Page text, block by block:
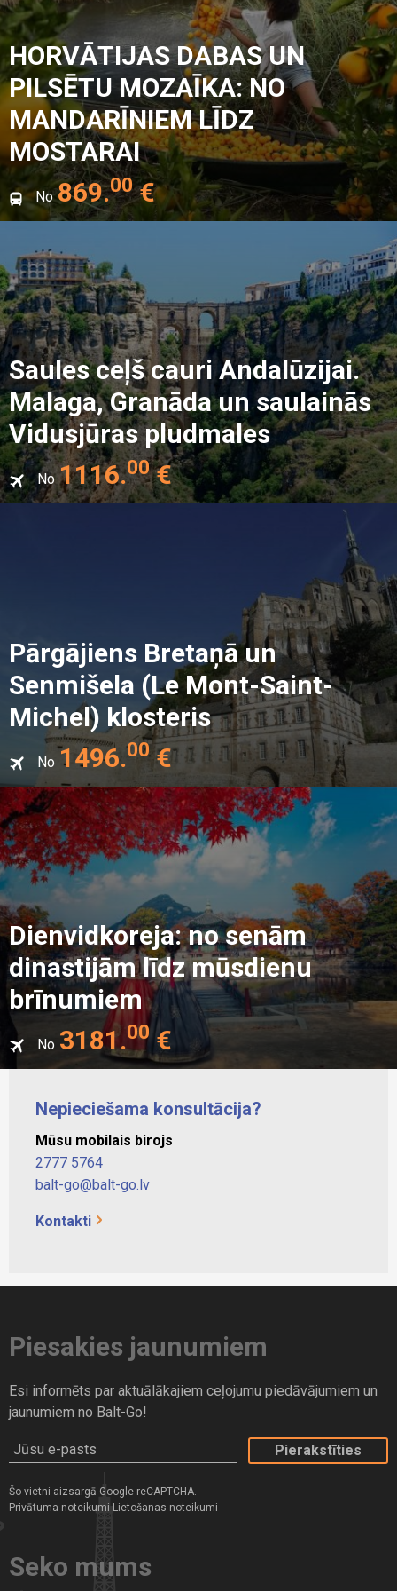
HORVĀTIJAS DABAS UN
PILSĒTU MOZAĪKA: NO
MANDARĪNIEM LĪDZ
MOSTARAI
No 869.00€
Saules ceļš cauri Andalūzijai.
Malaga, Granāda un saulainās
Vidusjūras pludmales
No 1116.00€
Pārgājiens Bretaņā un
Senmišela (Le Mont-Saint-
Michel) klosteris
No 1496.00€
Dienvidkoreja: no senām
dinastijām līdz mūsdienu
brīnumiem
No 3181.00€
Nepieciešama konsultācija?
Mūsu mobilais birojs
2777 5764
balt-go@balt-go.lv
Kontakti
Piesakies jaunumiem
Esi informēts par aktuālākajiem ceļojumu piedāvājumiem un
jaunumiem no Balt-Go!
Jūsu e-pasts
Šo vietni aizsargā Google reCAPTCHA.
Privātuma noteikumi Lietošanas noteikumi
Seko mums